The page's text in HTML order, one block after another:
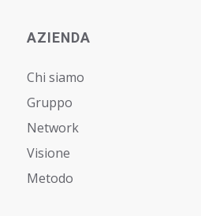
AZIENDA
Chi siamo
Gruppo
Network
Visione
Metodo